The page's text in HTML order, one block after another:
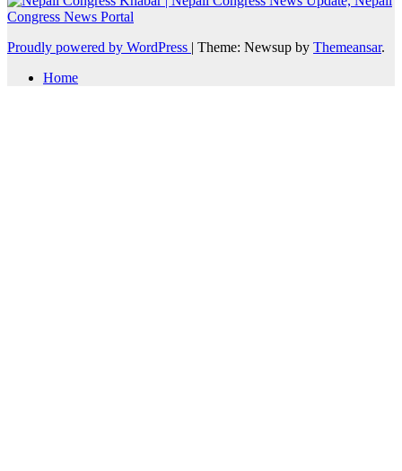
Proudly powered by WordPress | Theme: Newsup by Themeansar.
Home